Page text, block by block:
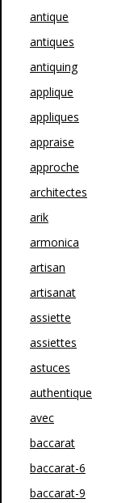
antique
antiques
antiquing
applique
appliques
appraise
approche
architectes
arik
armonica
artisan
artisanat
assiette
assiettes
astuces
authentique
avec
baccarat
baccarat-6
baccarat-9